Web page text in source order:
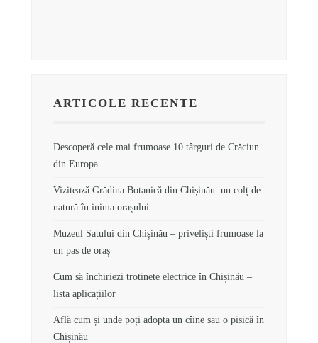
ARTICOLE RECENTE
Descoperă cele mai frumoase 10 târguri de Crăciun
din Europa
Vizitează Grădina Botanică din Chișinău: un colț de
natură în inima orașului
Muzeul Satului din Chișinău – priveliști frumoase la
un pas de oraș
Cum să închiriezi trotinete electrice în Chișinău –
lista aplicațiilor
Află cum și unde poți adopta un cîine sau o pisică în
Chișinău